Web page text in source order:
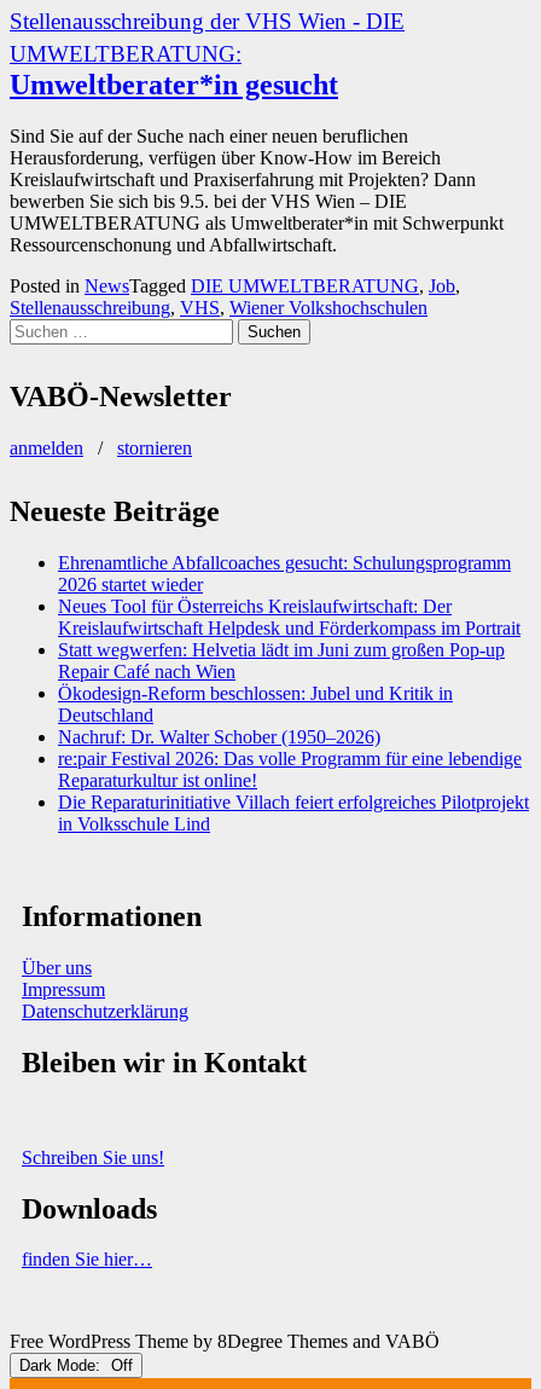
Stellenausschreibung der VHS Wien - DIE
UMWELTBERATUNG:
Umweltberater*in gesucht
Sind Sie auf der Suche nach einer neuen beruflichen
Herausforderung, verfügen über Know-How im Bereich
Kreislaufwirtschaft und Praxiserfahrung mit Projekten? Dann
bewerben Sie sich bis 9.5. bei der VHS Wien – DIE
UMWELTBERATUNG als Umweltberater*in mit Schwerpunkt
Ressourcenschonung und Abfallwirtschaft.
Posted in NewsTagged DIE UMWELTBERATUNG, Job,
Stellenausschreibung, VHS, Wiener Volkshochschulen
Suchen
nach:
VABÖ-Newsletter
anmelden / stornieren
Neueste Beiträge
Ehrenamtliche Abfallcoaches gesucht: Schulungsprogramm
2026 startet wieder
Neues Tool für Österreichs Kreislaufwirtschaft: Der
Kreislaufwirtschaft Helpdesk und Förderkompass im Portrait
Statt wegwerfen: Helvetia lädt im Juni zum großen Pop-up
Repair Café nach Wien
Ökodesign-Reform beschlossen: Jubel und Kritik in
Deutschland
Nachruf: Dr. Walter Schober (1950–2026)
re:pair Festival 2026: Das volle Programm für eine lebendige
Reparaturkultur ist online!
Die Reparaturinitiative Villach feiert erfolgreiches Pilotprojekt
in Volksschule Lind
Informationen
Über uns
Impressum
Datenschutzerklärung
Bleiben wir in Kontakt
Schreiben Sie uns!
Downloads
finden Sie hier…
Free WordPress Theme by 8Degree Themes and VABÖ
Dark Mode: